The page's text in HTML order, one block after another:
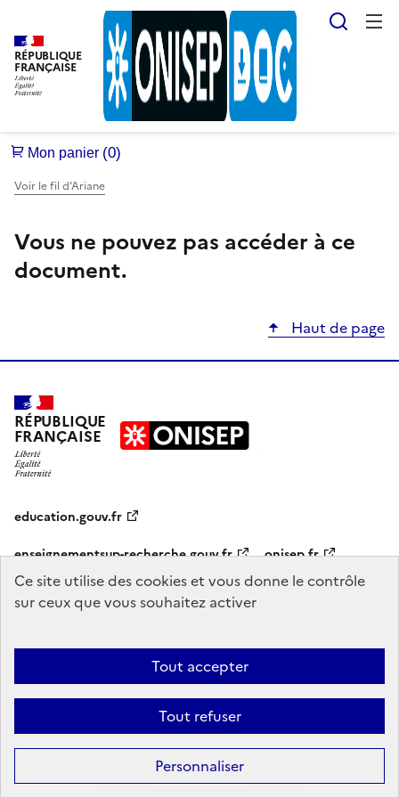
Ce site utilise des cookies et vous donne le contrôle
sur ceux que vous souhaitez activer
Tout accepter
Tout refuser
Personnaliser
RÉPUBLIQUE
FRANÇAISE
Voir le fil d’Ariane
Vous ne pouvez pas accéder à ce
document.
Haut de page
RÉPUBLIQUE
FRANÇAISE
education.gouv.fr
enseignementsup-recherche.gouv.fr
onisep.fr
Sauf mention explicite de propriété intellectuelle détenue par des tiers,
les contenus de ce site sont proposés souslicence etalab-2.0